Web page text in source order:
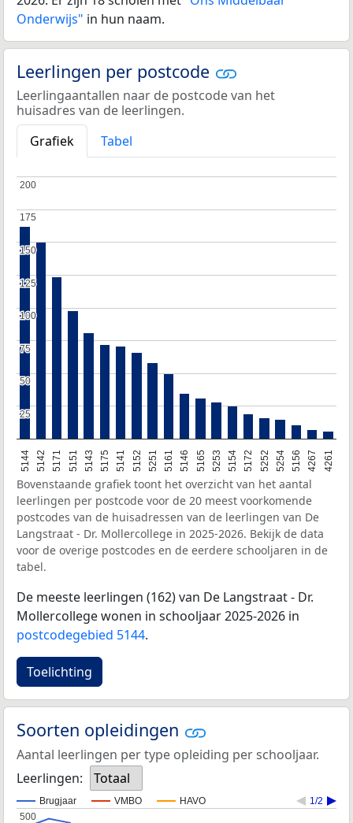
Onderwijs" in hun naam.
Leerlingen per postcode
Leerlingaantallen naar de postcode van het
huisadres van de leerlingen.
Grafiek
Tabel
5144 5142 5171 5151 5143 5175 5141 5152 5251 5161 5146 5165 5253 5154 5172 5252 5254 5156 4267 4261
25
25
50
50
75
75
100
100
125
125
150
150
175
175
200
200
Bovenstaande grafiek toont het overzicht van het aantal
leerlingen per postcode voor de 20 meest voorkomende
postcodes van de huisadressen van de leerlingen van De
Langstraat - Dr. Mollercollege in 2025-2026. Bekijk de data
voor de overige postcodes en de eerdere schooljaren in de
tabel.
De meeste leerlingen (162) van De Langstraat - Dr.
Mollercollege wonen in schooljaar 2025-2026 in
postcodegebied 5144.
Toelichting
Soorten opleidingen
Aantal leerlingen per type opleiding per schooljaar.
Leerlingen:
Totaal
Brugjaar VMBO HAVO 1/2
500
500